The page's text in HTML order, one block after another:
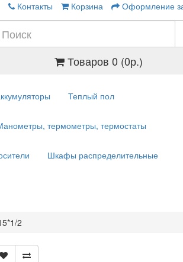
Контакты Корзина
Оформление
Товаров 0 (0р.)
Теплый пол
термометры, термостаты
Шкафы распределительные
2